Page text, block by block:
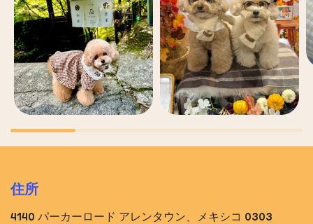
住所
4140 パーカーロード アレンタウン、メキシコ 0303